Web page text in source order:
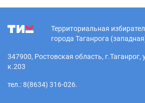
Территориальная
города Таганрога
347900, Ростовская область, г.Таганрог,
к.203
тел.: 8(8634) 316-026.